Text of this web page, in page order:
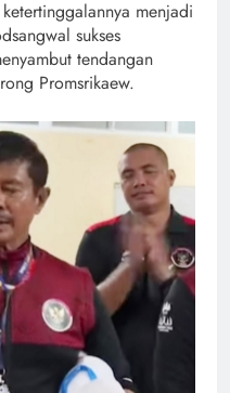
menjadi
sukses
tendangan
Promsrikaew.